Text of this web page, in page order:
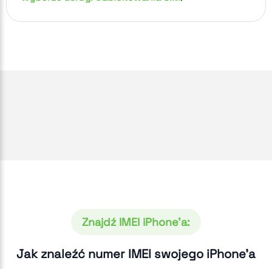
Znajdź IMEI iPhone'a:
Jak znaleźć numer IMEI swojego iPhone'a